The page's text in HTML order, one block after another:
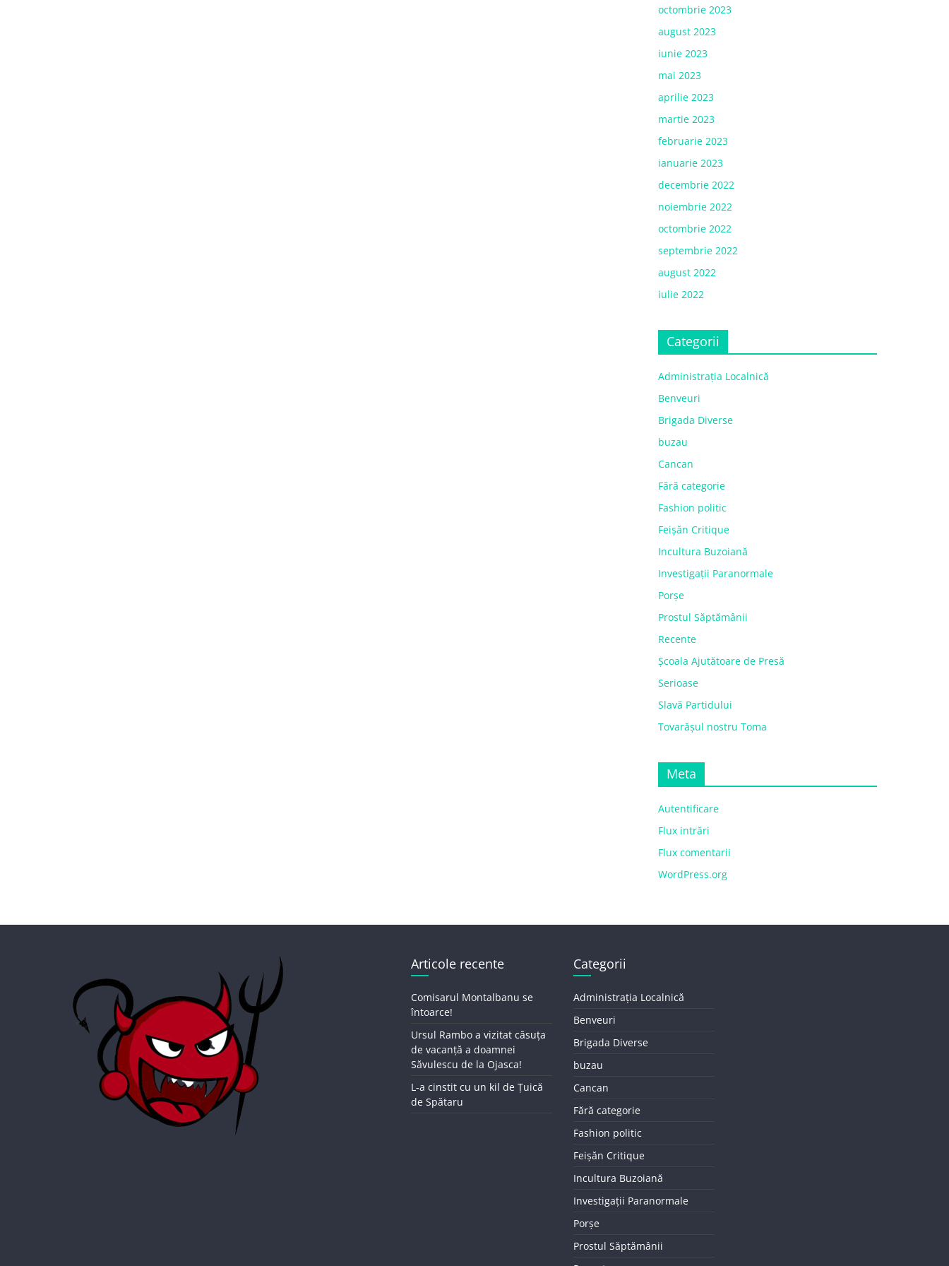
octombrie 2023
august 2023
iunie 2023
mai 2023
aprilie 2023
martie 2023
februarie 2023
ianuarie 2023
decembrie 2022
noiembrie 2022
octombrie 2022
septembrie 2022
august 2022
iulie 2022
Categorii
Administrația Localnică
Benveuri
Brigada Diverse
buzau
Cancan
Fără categorie
Fashion politic
Feișăn Critique
Incultura Buzoiană
Investigații Paranormale
Porșe
Prostul Săptămânii
Recente
Școala Ajutătoare de Presă
Serioase
Slavă Partidului
Tovarășul nostru Toma
Meta
Autentificare
Flux intrări
Flux comentarii
WordPress.org
Articole recente
Comisarul Montalbanu se
întoarce!
Ursul Rambo a vizitat căsuța
de vacanță a doamnei
Săvulescu de la Ojasca!
L-a cinstit cu un kil de Țuică
de Spătaru
Categorii
Administrația Localnică
Benveuri
Brigada Diverse
buzau
Cancan
Fără categorie
Fashion politic
Feișăn Critique
Incultura Buzoiană
Investigații Paranormale
Porșe
Prostul Săptămânii